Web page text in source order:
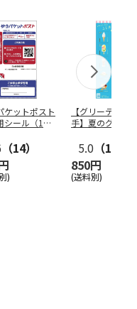
ケットポスト
シール（1個
（14）
)
【グリーティング
手】夏のグリーテ
5.0 （10）
850円
(送料別)